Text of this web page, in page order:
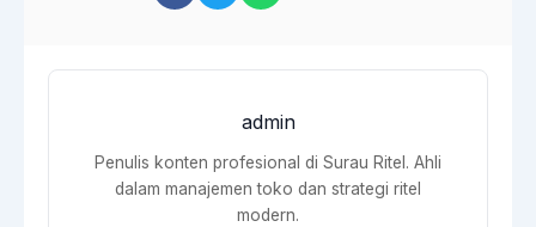
admin
Penulis konten profesional di Surau Ritel. Ahli
dalam manajemen toko dan strategi ritel
modern.